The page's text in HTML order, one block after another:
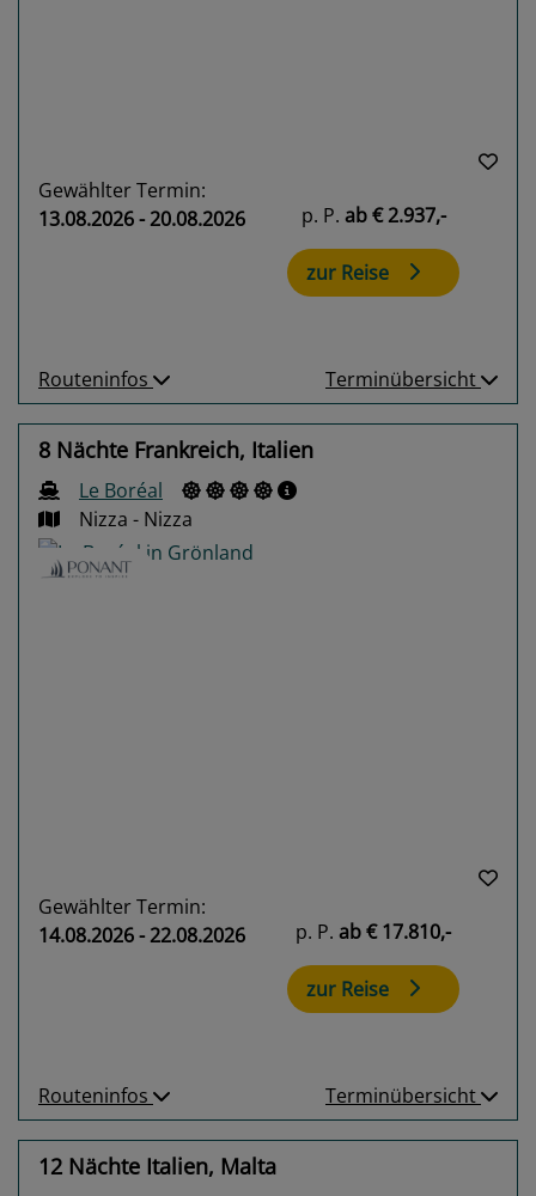
Gewählter Termin:
13.08.2026 - 20.08.2026
p. P. ab€ 2.937,-
zur Reise
Routeninfos Terminübersicht
8 Nächte Frankreich, Italien
Le Boréal
Nizza - Nizza
Gewählter Termin:
14.08.2026 - 22.08.2026
p. P. ab€ 17.810,-
zur Reise
Routeninfos Terminübersicht
12 Nächte Italien, Malta